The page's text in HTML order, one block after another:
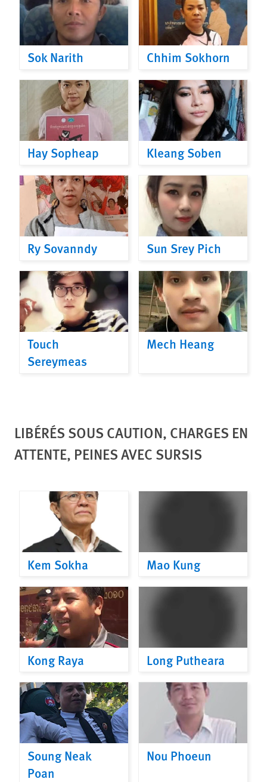
Sok Narith Chhim Sokhorn
Hay Sopheap Kleang Soben
Ry Sovanndy Sun Srey Pich
Touch
Sereymeas
Mech Heang
LIBÉRÉS SOUS CAUTION, CHARGES EN
ATTENTE, PEINES AVEC SURSIS
Kem Sokha Mao Kung
Kong Raya Long Putheara
Soung Neak
Poan
Nou Phoeun